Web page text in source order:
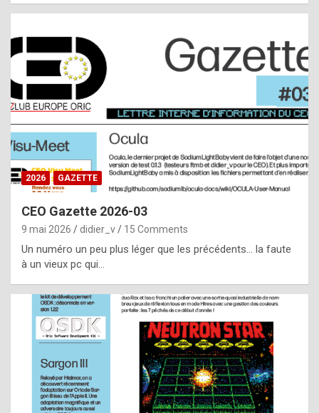
t
s
t
a
s
i
e
f
o
m
m
a
y
b
2026 GAZETTE
CEO Gazette 2026-03
9 mai 2026 didier_v 15 Comments
Un numéro un peu plus léger que les précédents… la faute
à un vieux pc qui…